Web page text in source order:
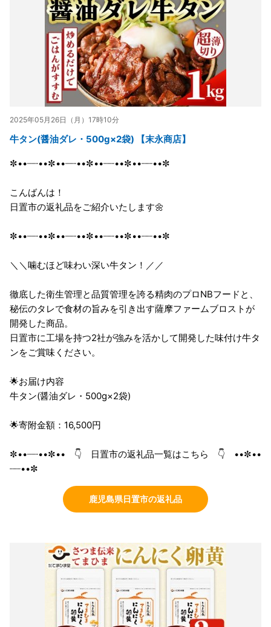
2025年05月26日（月）17時10分
牛タン(醤油ダレ・500g×2袋) 【末永商店】
✼••┈┈••✼••┈┈••✼••┈┈••✼••┈┈••✼
こんばんは！
日置市の返礼品をご紹介いたします🌼
✼••┈┈••✼••┈┈••✼••┈┈••✼••┈┈••✼
＼＼噛むほど味わい深い牛タン！／／
徹底した衛生管理と品質管理を誇る精肉のプロNBフードと、
秘伝のタレで食材の旨みを引き出す薩摩ファームブロストが
開発した商品。
日置市に工場を持つ2社が強みを活かして開発した味付け牛タ
ンをご賞味ください。
🌟お届け内容
牛タン(醤油ダレ・500g×2袋)
🌟寄附金額：16,500円
✼••┈┈••✼•• 👇 日置市の返礼品一覧はこちら 👇 ••✼••
┈┈••✼
鹿児島県日置市の返礼品